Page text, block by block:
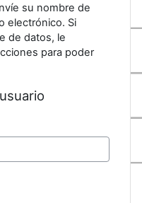
su nombre de
electrónico. Si
de datos, le
para poder